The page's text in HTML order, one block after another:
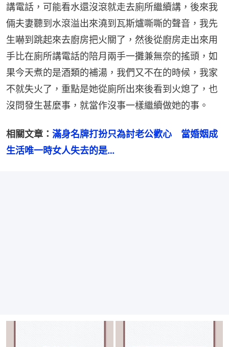
講電話，可能看水還沒滾就走去廁所繼續講，後來我
倆夫妻聽到水滾溢出來澆到瓦斯爐嘶嘶的聲音，我先
生嚇到跳起來去廚房把火關了，然後從廚房走出來用
手比在廁所講電話的陪月兩手一攤兼無奈的搖頭，如
果今天煮的是酒類的補湯，我們又不在的時候，我家
不就失火了，重點是她從廁所出來後看到火熄了，也
沒問發生甚麼事，就當作沒事一樣繼續做她的事。
相關文章： 滿身名牌打扮只為討老公歡心　當婚姻成
生活唯一時女人失去的是…